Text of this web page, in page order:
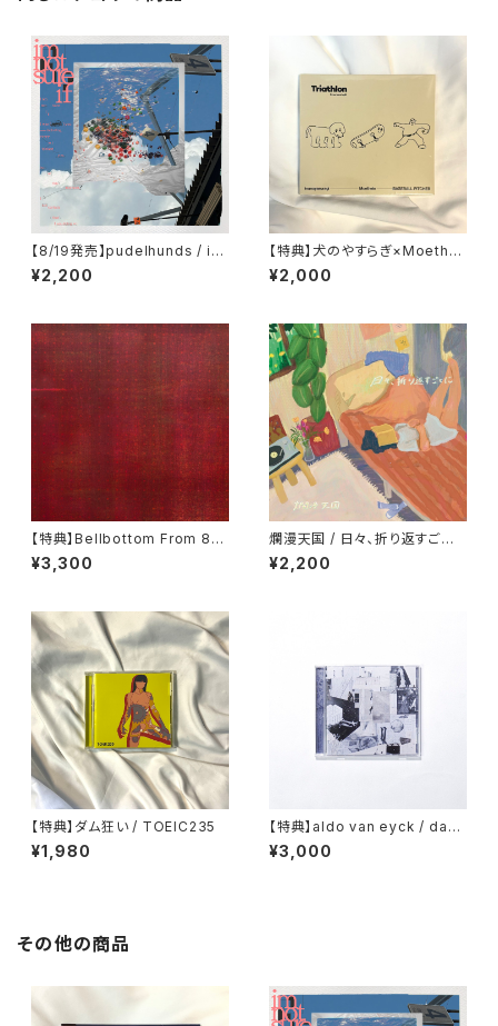
【8/19発売】pudelhunds / im
notsureif
¥2,200
【特典】犬のやすらぎ×Moethei
n×BASEBALL PITCHER / Tri
athlon
¥2,000
【特典】Bellbottom From 8
0’s / 7000 COSMIC SHIPS
¥3,300
爛漫天国 / 日々、折り返すごと
に
¥2,200
【特典】ダム狂い / TOEIC235
¥1,980
【特典】aldo van eyck / das
Ding
¥3,000
その他の商品